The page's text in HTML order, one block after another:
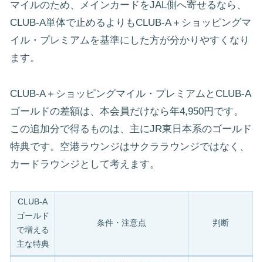
マイルのため、メインカードをJAL側へ寄せるなら、
CLUB-A単体で止めるよりもCLUB-A＋ショッピングマ
イル・プレミアムを基準にした方が分かりやすくなり
ます。
CLUB-A＋ショッピングマイル・プレミアムとCLUB-A
ゴールドの差額は、本会員だけなら年4,950円です。
この追加分で得るものは、主にJR東日本系のゴールド
特典です。空港ラウンジはサクララウンジではなく、
カードラウンジとして考えます。
CLUB-A
ゴールド
で増える
主な特典
条件・注意点 判断